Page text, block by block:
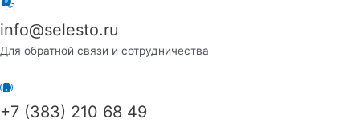
info@selesto.ru
Для обратной связи и сотрудничества
+7 (383) 210 68 49